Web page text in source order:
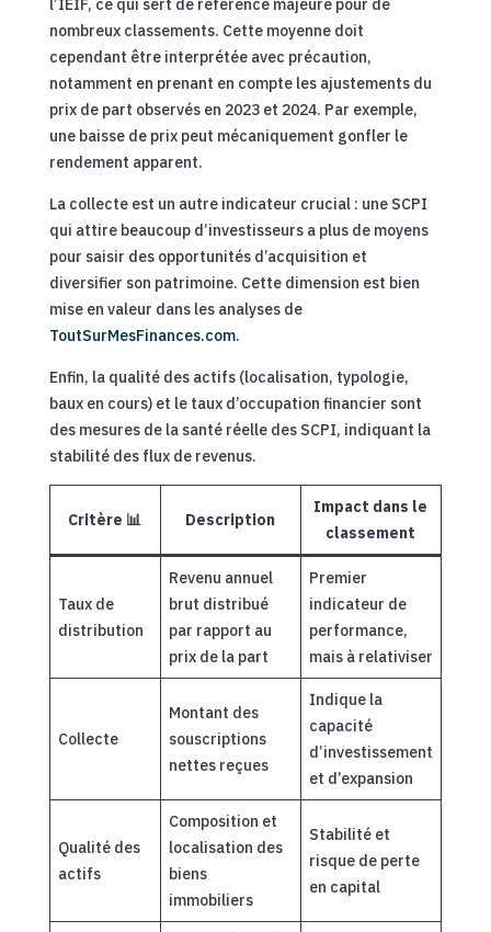
l’IEIF, ce qui sert de référence majeure pour de
nombreux classements. Cette moyenne doit
cependant être interprétée avec précaution,
notamment en prenant en compte les ajustements du
prix de part observés en 2023 et 2024. Par exemple,
une baisse de prix peut mécaniquement gonfler le
rendement apparent.
La collecte est un autre indicateur crucial : une SCPI
qui attire beaucoup d’investisseurs a plus de moyens
pour saisir des opportunités d’acquisition et
diversifier son patrimoine. Cette dimension est bien
mise en valeur dans les analyses de
ToutSurMesFinances.com.
Enfin, la qualité des actifs (localisation, typologie,
baux en cours) et le taux d’occupation financier sont
des mesures de la santé réelle des SCPI, indiquant la
stabilité des flux de revenus.
Critère 📊 Description
Impact dans le
classement
Taux de
distribution
Revenu annuel
brut distribué
par rapport au
prix de la part
Premier
indicateur de
performance,
mais à relativiser
Collecte
Montant des
souscriptions
nettes reçues
Indique la
capacité
d’investissement
et d’expansion
Qualité des
actifs
Composition et
localisation des
biens
immobiliers
Stabilité et
risque de perte
en capital